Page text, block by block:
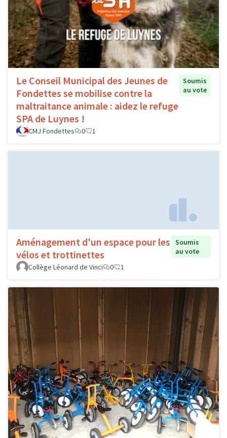
Le Conseil Municipal des Jeunes de
Fondettes se mobilise contre la
maltraitance animale : aidez le refuge
SPA de Luynes !
Soumis
au vote
CMJ Fondettes 0 1
Aménagement d'un espace pour les
vélos et trottinettes
Soumis
au vote
Collège Léonard de Vinci
0 1